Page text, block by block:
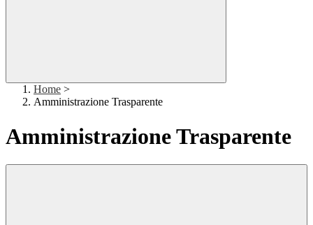
Home >
Amministrazione Trasparente
Amministrazione Trasparente